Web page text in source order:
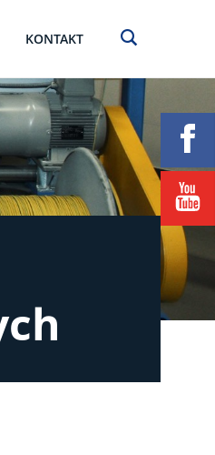
KONTAKT